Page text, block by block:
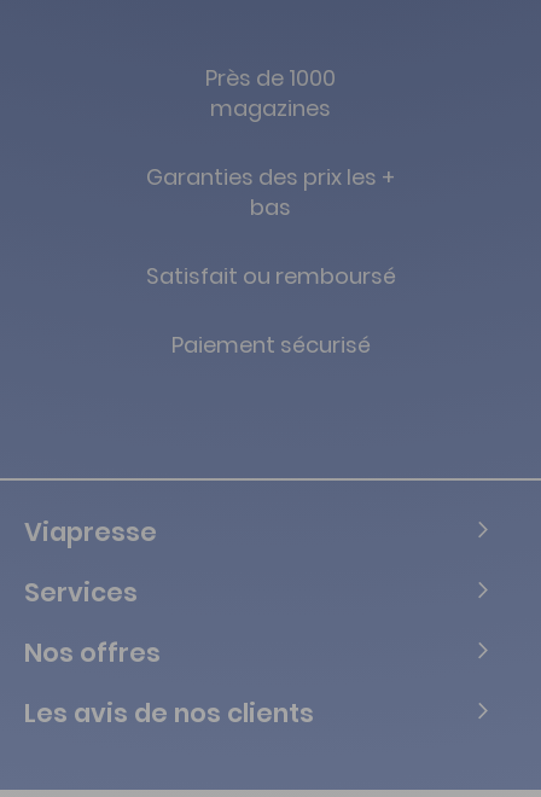
Près de 1000
magazines
Garanties des prix les +
bas
Satisfait ou remboursé
Paiement sécurisé
Viapresse
Services
Nos offres
Les avis de nos clients